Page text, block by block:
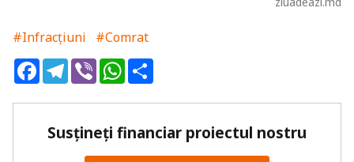
#Infracțiuni
#Comrat
FacebookTelegram
ViberWhatsApp
Susțineți financiar proiectul nostru